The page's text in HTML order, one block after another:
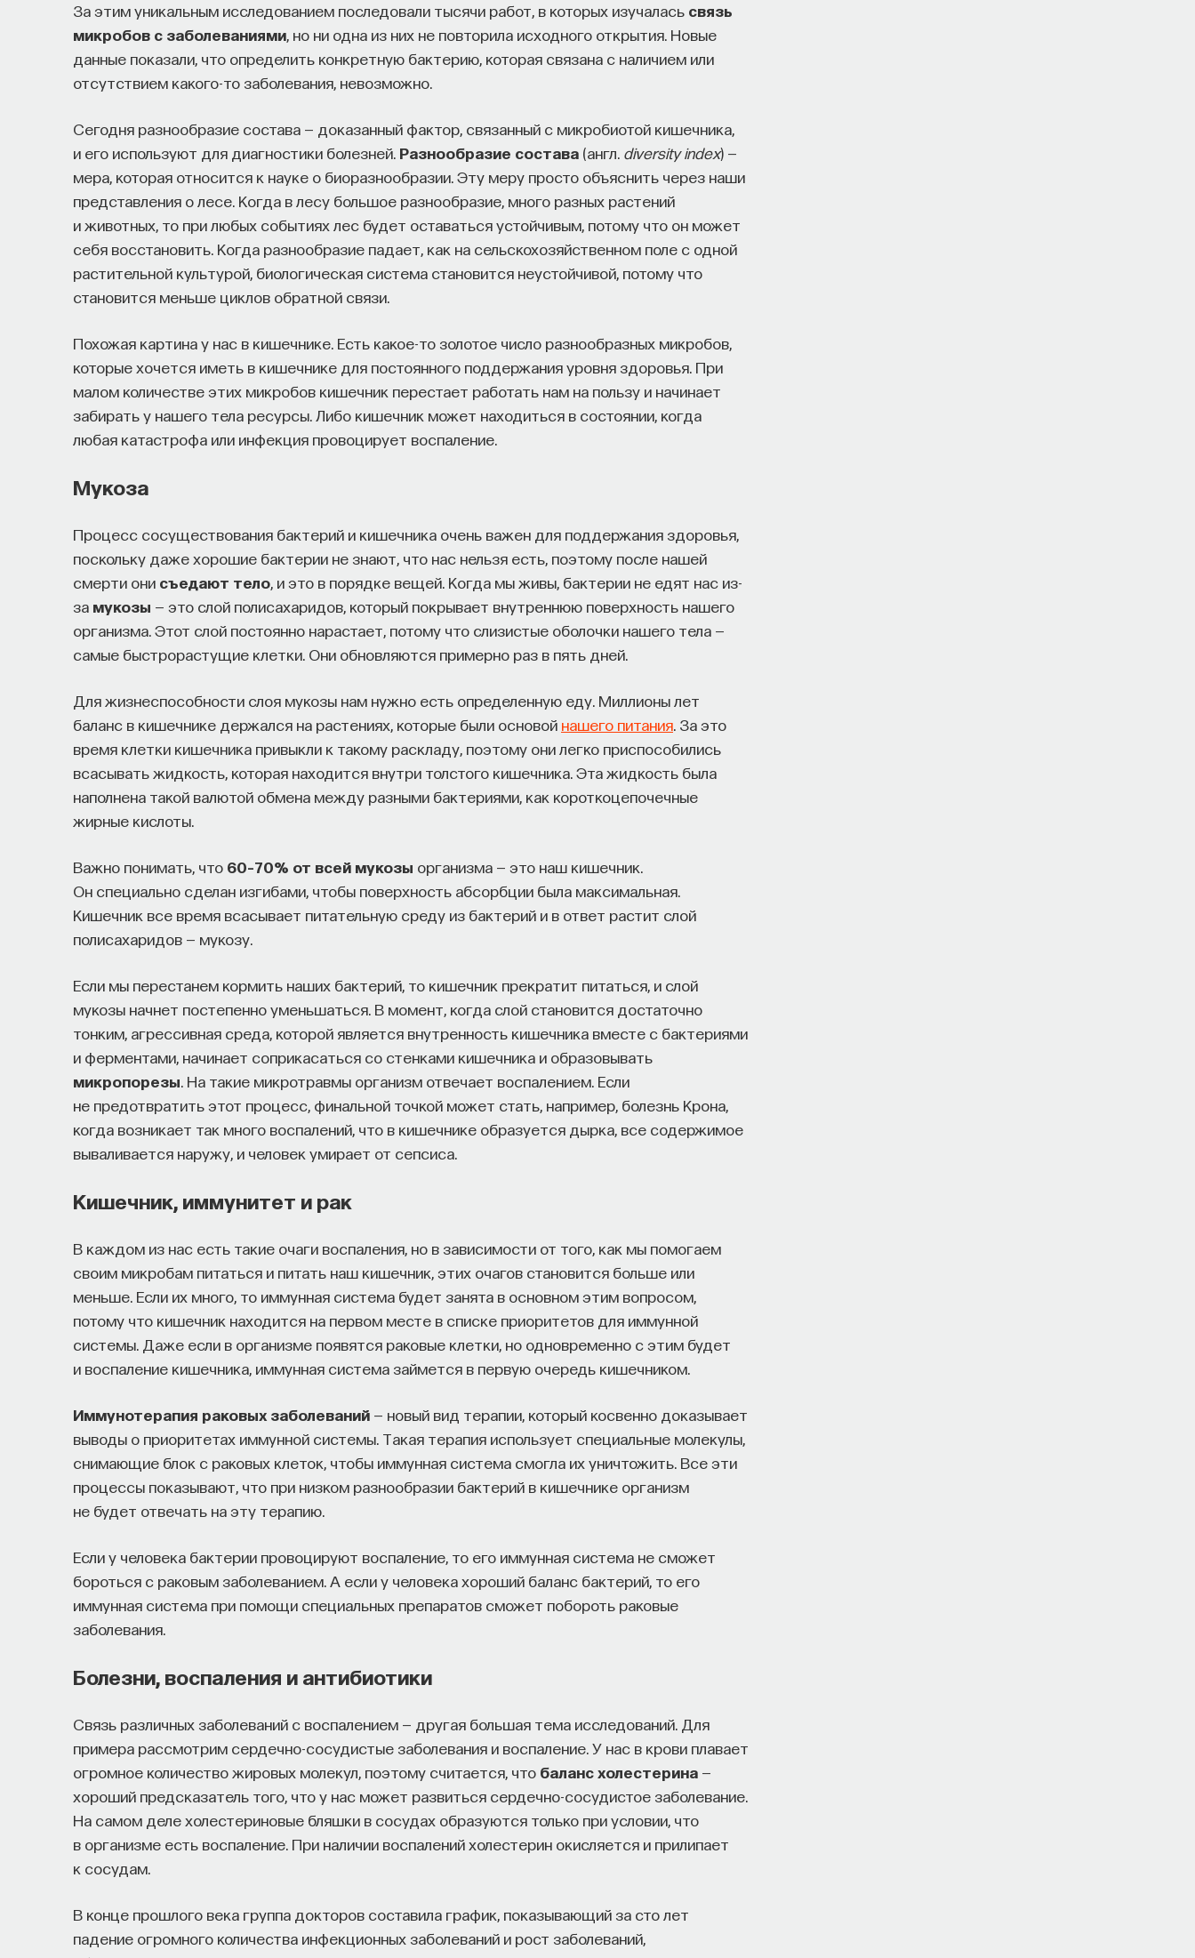
За этим уникальным исследованием последовали тысячи работ, в которых изучалась связь
микробов с заболеваниями , но ни одна из них не повторила исходного открытия. Новые
данные показали, что определить конкретную бактерию, которая связана с наличием или
отсутствием какого-то заболевания, невозможно.
Сегодня разнообразие состава — доказанный фактор, связанный с микробиотой кишечника,
и его используют для диагностики болезней. Разнообразие состава (англ. diversity index) —
мера, которая относится к науке о биоразнообразии. Эту меру просто объяснить через наши
представления о лесе. Когда в лесу большое разнообразие, много разных растений
и животных, то при любых событиях лес будет оставаться устойчивым, потому что он может
себя восстановить. Когда разнообразие падает, как на сельскохозяйственном поле с одной
растительной культурой, биологическая система становится неустойчивой, потому что
становится меньше циклов обратной связи.
Похожая картина у нас в кишечнике. Есть какое-то золотое число разнообразных микробов,
которые хочется иметь в кишечнике для постоянного поддержания уровня здоровья. При
малом количестве этих микробов кишечник перестает работать нам на пользу и начинает
забирать у нашего тела ресурсы. Либо кишечник может находиться в состоянии, когда
любая катастрофа или инфекция провоцирует воспаление.
Мукоза
Процесс сосуществования бактерий и кишечника очень важен для поддержания здоровья,
поскольку даже хорошие бактерии не знают, что нас нельзя есть, поэтому после нашей
смерти они съедают тело , и это в порядке вещей. Когда мы живы, бактерии не едят нас из-
за мукозы — это слой полисахаридов, который покрывает внутреннюю поверхность нашего
организма. Этот слой постоянно нарастает, потому что слизистые оболочки нашего тела —
самые быстрорастущие клетки. Они обновляются примерно раз в пять дней.
Для жизнеспособности слоя мукозы нам нужно есть определенную еду. Миллионы лет
баланс в кишечнике держался на растениях, которые были основой нашего питания . За это
время клетки кишечника привыкли к такому раскладу, поэтому они легко приспособились
всасывать жидкость, которая находится внутри толстого кишечника. Эта жидкость была
наполнена такой валютой обмена между разными бактериями, как короткоцепочечные
жирные кислоты.
Важно понимать, что 60–70% от всей мукозы организма — это наш кишечник.
Он специально сделан изгибами, чтобы поверхность абсорбции была максимальная.
Кишечник все время всасывает питательную среду из бактерий и в ответ растит слой
полисахаридов — мукозу.
Если мы перестанем кормить наших бактерий, то кишечник прекратит питаться, и слой
мукозы начнет постепенно уменьшаться. В момент, когда слой становится достаточно
тонким, агрессивная среда, которой является внутренность кишечника вместе с бактериями
и ферментами, начинает соприкасаться со стенками кишечника и образовывать
микропорезы . На такие микротравмы организм отвечает воспалением. Если
не предотвратить этот процесс, финальной точкой может стать, например, болезнь Крона,
когда возникает так много воспалений, что в кишечнике образуется дырка, все содержимое
вываливается наружу, и человек умирает от сепсиса.
Кишечник, иммунитет и рак
В каждом из нас есть такие очаги воспаления, но в зависимости от того, как мы помогаем
своим микробам питаться и питать наш кишечник, этих очагов становится больше или
меньше. Если их много, то иммунная система будет занята в основном этим вопросом,
потому что кишечник находится на первом месте в списке приоритетов для иммунной
системы. Даже если в организме появятся раковые клетки, но одновременно с этим будет
и воспаление кишечника, иммунная система займется в первую очередь кишечником.
Иммунотерапия раковых заболеваний — новый вид терапии, который косвенно доказывает
выводы о приоритетах иммунной системы. Такая терапия использует специальные молекулы,
снимающие блок с раковых клеток, чтобы иммунная система смогла их уничтожить. Все эти
процессы показывают, что при низком разнообразии бактерий в кишечнике организм
не будет отвечать на эту терапию.
Если у человека бактерии провоцируют воспаление, то его иммунная система не сможет
бороться с раковым заболеванием. А если у человека хороший баланс бактерий, то его
иммунная система при помощи специальных препаратов сможет побороть раковые
заболевания.
Болезни, воспаления и антибиотики
Связь различных заболеваний с воспалением — другая большая тема исследований. Для
примера рассмотрим сердечно-сосудистые заболевания и воспаление. У нас в крови плавает
огромное количество жировых молекул, поэтому считается, что баланс холестерина —
хороший предсказатель того, что у нас может развиться сердечно-сосудистое заболевание.
На самом деле холестериновые бляшки в сосудах образуются только при условии, что
в организме есть воспаление. При наличии воспалений холестерин окисляется и прилипает
к сосудам.
В конце прошлого века группа докторов составила график, показывающий за сто лет
падение огромного количества инфекционных заболеваний и рост заболеваний,